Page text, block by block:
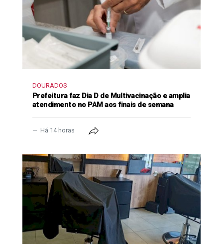
DOURADOS
Prefeitura faz Dia D de Multivacinação e amplia
atendimento no PAM aos finais de semana
Há 14 horas